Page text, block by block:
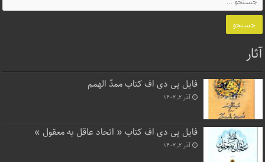
آثار
فایل پی دی اف کتاب ممدّ الهمم
آذر ۲, ۱۴۰۲
فایل پی دی اف کتاب « اتحاد عاقل به معقول »
آذر ۲, ۱۴۰۲